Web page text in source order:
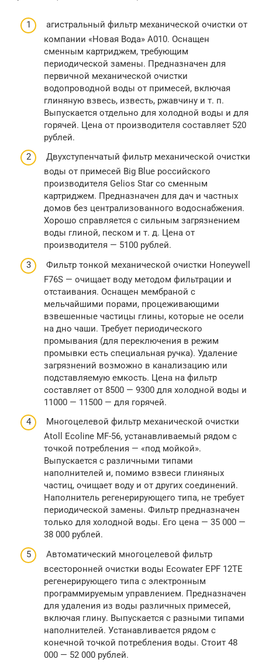
агистральный фильтр механической очистки от
компании «Новая Вода» А010. Оснащен
сменным картриджем, требующим
периодической замены. Предназначен для
первичной механической очистки
водопроводной воды от примесей, включая
глиняную взвесь, известь, ржавчину и т. п.
Выпускается отдельно для холодной воды и для
горячей. Цена от производителя составляет 520
рублей.
Двухступенчатый фильтр механической очистки
воды от примесей Big Blue российского
производителя Gelios Star со сменным
картриджем. Предназначен для дач и частных
домов без централизованного водоснабжения.
Хорошо справляется с сильным загрязнением
воды глиной, песком и т. д. Цена от
производителя — 5100 рублей.
Фильтр тонкой механической очистки Honeywell
F76S — очищает воду методом фильтрации и
отстаивания. Оснащен мембраной с
мельчайшими порами, процеживающими
взвешенные частицы глины, которые не осели
на дно чаши. Требует периодического
промывания (для переключения в режим
промывки есть специальная ручка). Удаление
загрязнений возможно в канализацию или
подставляемую емкость. Цена на фильтр
составляет от 8500 — 9300 для холодной воды и
11000 — 11500 — для горячей.
Многоцелевой фильтр механической очистки
Atoll Ecoline MF-56, устанавливаемый рядом с
точкой потребления — «под мойкой».
Выпускается с различными типами
наполнителей и, помимо взвеси глиняных
частиц, очищает воду и от других соединений.
Наполнитель регенерирующего типа, не требует
периодической замены. Фильтр предназначен
только для холодной воды. Его цена — 35 000 —
38 000 рублей.
Автоматический многоцелевой фильтр
всесторонней очистки воды Ecowater EPF 12TE
регенерирующего типа с электронным
программируемым управлением. Предназначен
для удаления из воды различных примесей,
включая глину. Выпускается с разными типами
наполнителей. Устанавливается рядом с
конечной точкой потребления воды. Стоит 48
000 — 52 000 рублей.